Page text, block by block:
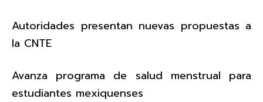
Autoridades presentan nuevas propuestas a
la CNTE
Avanza programa de salud menstrual para
estudiantes mexiquenses